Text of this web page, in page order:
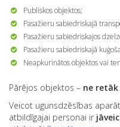
Publiskos objektos;
Pasažieru sabiedriskajā
Pasažieru sabiedriskajos
Pasažieru sabiedriskajā
Neapkurinātos objektos vai
Pārējos objektos – ne retāk
Veicot ugunsdzēsības
atbildīgajai personai ir jāveic